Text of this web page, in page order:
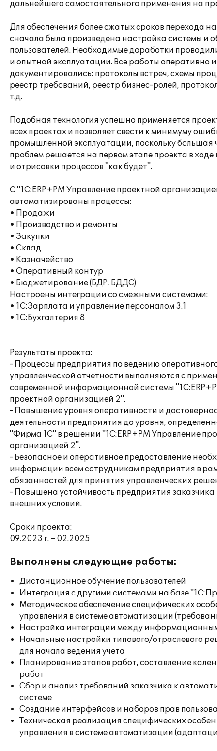
дальнейшего самостоятельного применения на
Для обеспечения более сжатых сроков перехода
сначала была произведена настройка системы и
пользователей. Необходимые доработки
и опытной эксплуатации. Все работы оперативно
документировались: протоколы встреч, схемы
реестр требований, реестр бизнес-ролей,
т.д.
Подобная технология успешно применяется
всех проектах и позволяет свести к минимуму
промышленной эксплуатации, поскольку большая
проблем решается на первом этапе проекта в
и отрисовки процессов "как будет".
С "1С:ERP+PM Управление проектной
автоматизированы процессы:
• Продажи
• Производство и ремонты
• Закупки
• Склад
• Казначейство
• Оперативный контур
• Бюджетирование (БДР, БДДС)
Настроены интеграции со смежными системами:
• 1С:Зарплата и управление персоналом 3.1
• 1C:Бухгалтерия 8
Результаты проекта:
- Процессы предприятия по ведению
управленческой отчетности выполняются с
современной информационной системы
проектной организацией 2".
- Повышение уровня оперативности и
деятельности предприятия до уровня,
"Фирма 1С" в решении "1С:ERP+PM Управление
организацией 2".
- Безопасное и оперативное предоставление
информации всем сотрудникам предприятия в
обязанностей для принятия управленческих
- Повышена устойчивость предприятия заказчика
внешних условий.
Сроки проекта:
09.2023 г. – 02.2025
Выполнены следующие работы:
Дистанционное обучение пользователей
Интеграция с другими системами на базе
Методическое обеспечение специфических
управления в системе автоматизации
Настройка интеграции между
Начальные настройки типового/отраслевого
для начала ведения учета
Планирование этапов работ, составление
работ
Сбор и анализ требований заказчика к
системе
Создание интерфейсов и наборов прав
Техническая реализация специфических
управления в системе автоматизации